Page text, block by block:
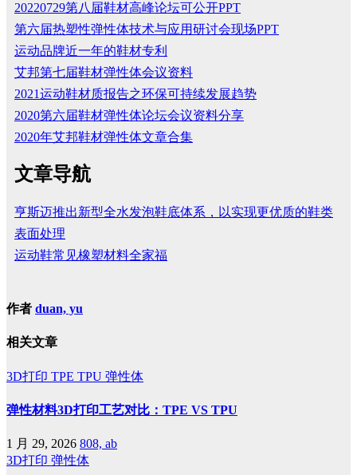
20220729第八届鞋材高峰论坛可公开PPT
第六届热塑性弹性体技术与应用研讨会现场PPT
运动品牌近一年的鞋材专利
艾邦第七届鞋材弹性体会议资料
2021运动鞋材质报告之环保可持续发展趋势
2020第六届鞋材弹性体论坛会议资料分享
2020年艾邦鞋材弹性体文章合集
文章导航
亨斯迈推出新型全水发泡鞋底体系，以实现更优质的鞋类
表面处理
运动鞋常见橡塑材料全家福
作者 duan, yu
相关文章
3D打印 TPE TPU 弹性体
弹性材料3D打印工艺对比：TPE VS TPU
1 月 29, 2026 808, ab
3D打印 弹性体